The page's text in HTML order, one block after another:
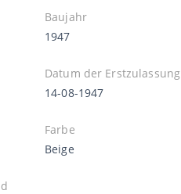
Baujahr
1947
Datum der Erstzulassung
14-08-1947
Farbe
Beige